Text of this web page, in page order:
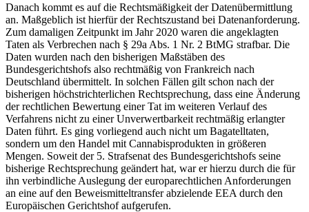
Danach kommt es auf die Rechtsmäßigkeit der Datenübermittlung
an. Maßgeblich ist hierfür der Rechtszustand bei Datenanforderung.
Zum damaligen Zeitpunkt im Jahr 2020 waren die angeklagten
Taten als Verbrechen nach § 29a Abs. 1 Nr. 2 BtMG strafbar. Die
Daten wurden nach den bisherigen Maßstäben des
Bundesgerichtshofs also rechtmäßig von Frankreich nach
Deutschland übermittelt. In solchen Fällen gilt schon nach der
bisherigen höchstrichterlichen Rechtsprechung, dass eine Änderung
der rechtlichen Bewertung einer Tat im weiteren Verlauf des
Verfahrens nicht zu einer Unverwertbarkeit rechtmäßig erlangter
Daten führt. Es ging vorliegend auch nicht um Bagatelltaten,
sondern um den Handel mit Cannabisprodukten in größeren
Mengen. Soweit der 5. Strafsenat des Bundesgerichtshofs seine
bisherige Rechtsprechung geändert hat, war er hierzu durch die für
ihn verbindliche Auslegung der europarechtlichen Anforderungen
an eine auf den Beweismitteltransfer abzielende EEA durch den
Europäischen Gerichtshof aufgerufen.